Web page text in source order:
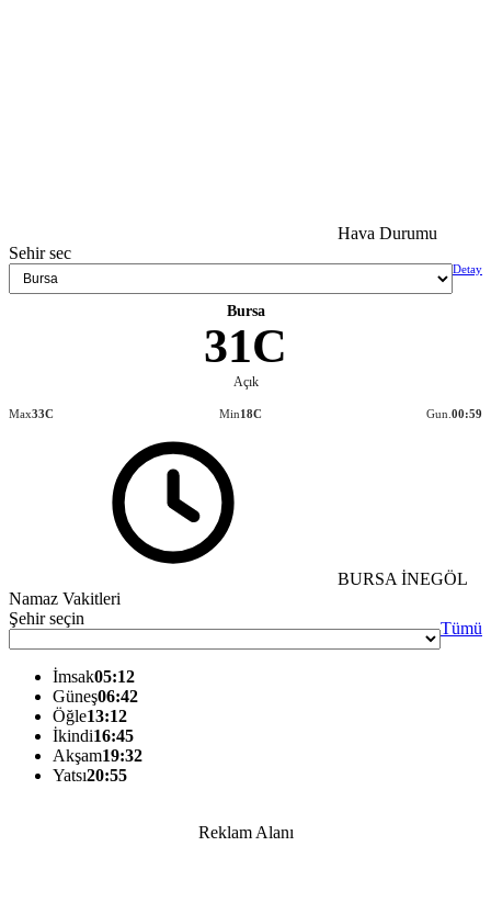
Hava Durumu
Sehir sec
Detay
Bursa
31C
Açık
Max33C Min18C Gun. 00:59
BURSA İNEGÖL
Namaz Vakitleri
Şehir seçin
Tümü
İmsak05:12
Güneş06:42
Öğle13:12
İkindi16:45
Akşam19:32
Yatsı20:55
Reklam Alanı